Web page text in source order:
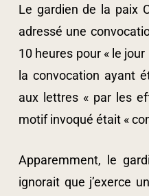
Le gardien de la paix
adressé une
10 heures pour « le
la convocation ayant
aux lettres « par les
motif invoqué était «
Apparemment, le
ignorait que j’exerce